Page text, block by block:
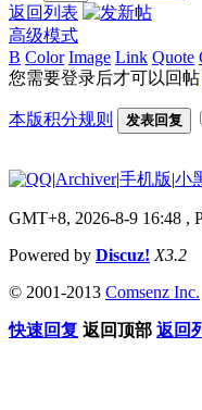
返回列表
高级模式
B Color Image Link Quote
您需要登录后才可以回帖
本版积分规则 发表回复
|Archiver|手机版|小
GMT+8, 2026-8-9 16:48 ,
Powered by Discuz! X3.2
© 2001-2013 Comsenz Inc.
快速回复 返回顶部 返回